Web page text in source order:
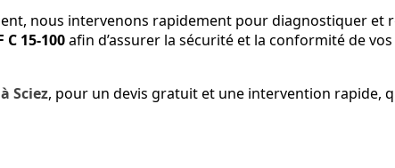
nous intervenons rapidement pour diagnostiquer et
15-100afin d’assurer la sécurité et la conformité de
Sciez, pour un devis gratuit et une intervention rapide,